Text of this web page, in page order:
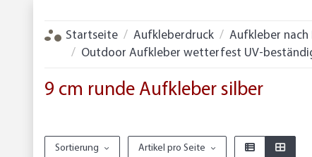
Startseite Aufkleberdruck Aufkleber
Outdoor Aufkleber wetterfest UV-
9 cm runde Aufkleber silber
Sortierung Artikel pro Seite